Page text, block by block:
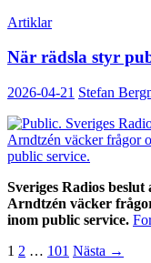
Artiklar
När rädsla styr
2026-04-21 Stefan
Sveriges Radios
Arndtzén väcker
inom public service.
Inläggsnavigering
1 2 … 101 Nästa →